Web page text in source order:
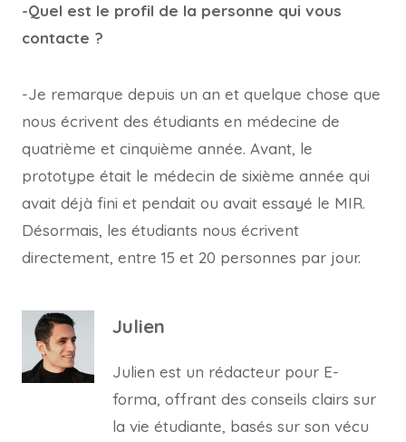
-Quel est le profil de la personne qui vous
contacte ?
-Je remarque depuis un an et quelque chose que
nous écrivent des étudiants en médecine de
quatrième et cinquième année. Avant, le
prototype était le médecin de sixième année qui
avait déjà fini et pendait ou avait essayé le MIR.
Désormais, les étudiants nous écrivent
directement, entre 15 et 20 personnes par jour.
Julien
Julien est un rédacteur pour E-
forma, offrant des conseils clairs sur
la vie étudiante, basés sur son vécu